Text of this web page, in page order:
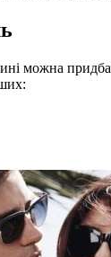
можна